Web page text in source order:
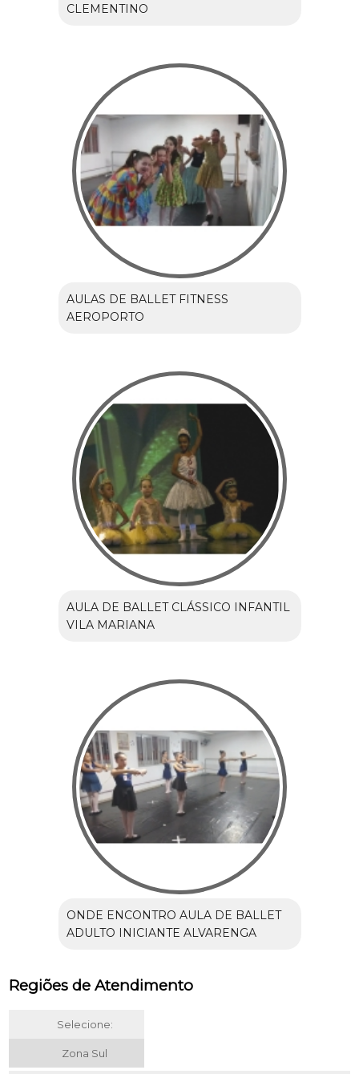
CLEMENTINO
AULAS DE BALLET FITNESS
AEROPORTO
AULA DE BALLET CLÁSSICO INFANTIL
VILA MARIANA
ONDE ENCONTRO AULA DE BALLET
ADULTO INICIANTE ALVARENGA
Regiões de Atendimento
Selecione:
Zona Sul